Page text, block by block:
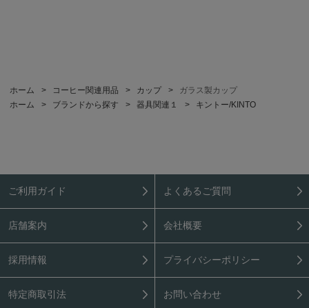
ホーム > コーヒー関連用品 > カップ >
ガラス製カップ
ホーム
> ブランドから探す > 器具関連１ > キントー/KINTO
ご利用ガイド よくあるご質問
店舗案内 会社概要
採用情報 プライバシーポリシー
特定商取引法 お問い合わせ